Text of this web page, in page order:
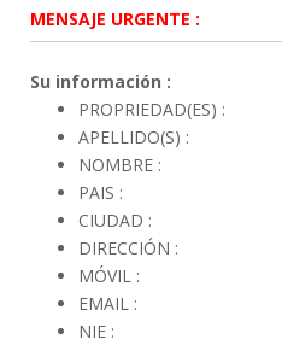
MENSAJE URGENTE :
Su información :
PROPRIEDAD(ES) :
APELLIDO(S) :
NOMBRE :
PAIS :
CIUDAD :
DIRECCIÓN :
MÓVIL :
EMAIL :
NIE :